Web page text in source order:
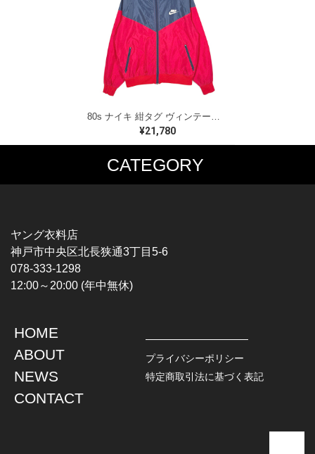
80s ナイキ 紺タグ ヴィンテージ ナイロンジャケット フード 赤紺 NIKE メンズL 古着 CK0265
¥21,780
CATEGORY
MUSIC TEE
HARDCORE / PUNK
PROGLESSIVE ROCK
POPS
SOUL / R&B
T-SHIRTS
CHAMPION
TOPS
L / S SHIRT
S / S SHIRT
HAWAIIAN SHIRT
JACKET
DENIM
LEATHER
ヤング衣料店
神戸市中央区北長狭通3丁目5-6
078-333-1298
12:00～20:00 (年中無休)
HOME
ABOUT
NEWS
CONTACT
プライバシーポリシー
特定商取引法に基づく表記